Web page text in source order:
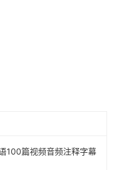
100篇视频音频注释字幕